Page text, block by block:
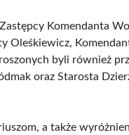
Komendanta
Oleśkiewicz,
byli również
oraz Starosta
a także